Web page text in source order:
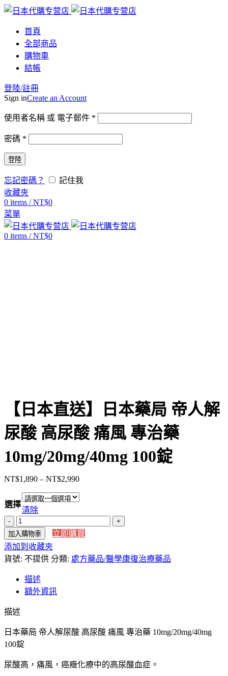
首頁
全部商品
購物車
結帳
登陸/註冊
Sign inCreate an Account
使用者名稱 或 電子郵件 *
密碼 *
登陸
忘記密碼？
記住我
收藏夾
0 items / NT$0
菜單
0 items / NT$0
【日本直送】日本藥局 帝人解
尿酸 高尿酸 痛風 專治藥
10mg/20mg/40mg 100錠
NT$1,890 – NT$2,990價
格
圍：
NT$1,890
到
選擇
清除
【日
本
直
送】
本
藥
局
人
解
酸
加入購物車
立即購買
添加到收藏夾
貨號: 不提供 分類: 處方藥品/醫學康復治療藥品
描述
額外資訊
描述
日本藥局 帝人解尿酸 高尿酸 痛風 專治藥 10mg/20mg/40mg
100錠
尿酸高，痛風，癌癥化療中的高尿酸血症。